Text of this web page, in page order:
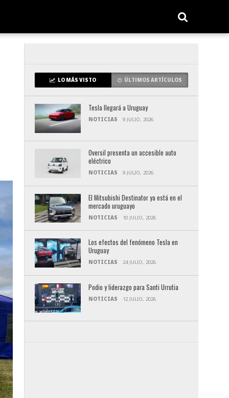
LO MÁS VISTO ÚLTIMOS ARTÍCULOS
Tesla llegará a Uruguay
NOTICIAS 9 JULIO, 2026
Oversil presenta un accesible auto
eléctrico
NOTICIAS 9 JULIO, 2026
El Mitsubishi Destinator ya está en el
mercado uruguayo
NOTICIAS 10 JULIO, 2026
Los efectos del fenómeno Tesla en
Uruguay
NOTICIAS 24 JULIO, 2026
Podio y liderazgo para Santi Urrutia
NOTICIAS 12 JULIO, 2026